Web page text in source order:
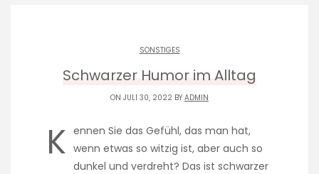
SONSTIGES
Schwarzer Humor im Alltag
ON JULI 30, 2022 BY ADMIN
K ennen Sie das Gefühl, das man hat,
wenn etwas so witzig ist, aber auch so
dunkel und verdreht? Das ist schwarzer